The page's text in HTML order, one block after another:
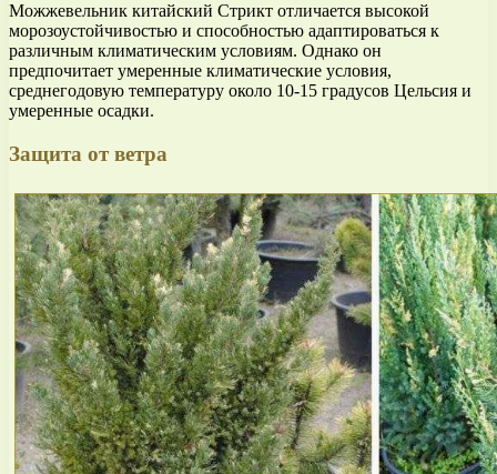
Можжевельник китайский Стрикт отличается высокой
морозоустойчивостью и способностью адаптироваться к
различным климатическим условиям. Однако он
предпочитает умеренные климатические условия,
среднегодовую температуру около 10-15 градусов Цельсия и
умеренные осадки.
Защита от ветра